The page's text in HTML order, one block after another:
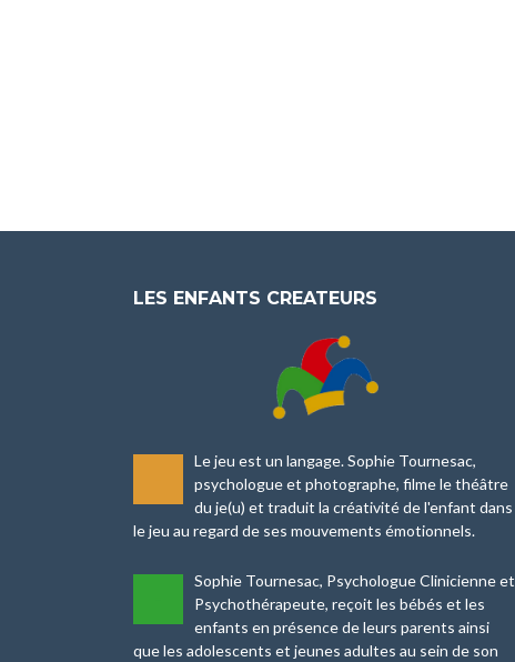
LES ENFANTS CREATEURS
Le jeu est un langage. Sophie Tournesac,
psychologue et photographe, filme le théâtre
du je(u) et traduit la créativité de l'enfant dans
le jeu au regard de ses mouvements émotionnels.
Sophie Tournesac, Psychologue Clinicienne et
Psychothérapeute, reçoit les bébés et les
enfants en présence de leurs parents ainsi
que les adolescents et jeunes adultes au sein de son